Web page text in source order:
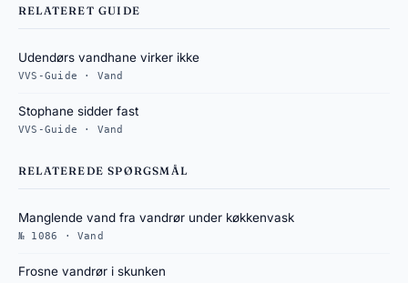
RELATERET GUIDE
Udendørs vandhane virker ikke
VVS-Guide · Vand
Stophane sidder fast
VVS-Guide · Vand
RELATEREDE SPØRGSMÅL
Manglende vand fra vandrør under køkkenvask
№ 1086 · Vand
Frosne vandrør i skunken